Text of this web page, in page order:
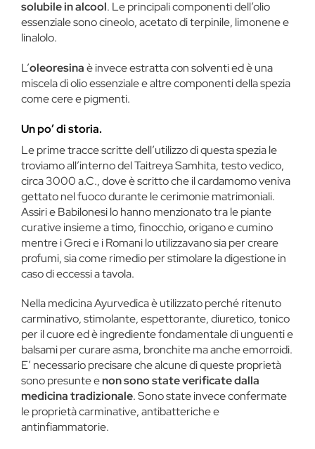
solubile in alcool. Le principali componenti dell’olio
essenziale sono cineolo, acetato di terpinile, limonene e
linalolo.
L’oleoresinaè invece estratta con solventi ed è una
miscela di olio essenziale e altre componenti della spezia
come cere e pigmenti.
Un po’ di storia.
Le prime tracce scritte dell’utilizzo di questa spezia le
troviamo all’interno del Taitreya Samhita, testo vedico,
circa 3000 a.C., dove è scritto che il cardamomo veniva
gettato nel fuoco durante le cerimonie matrimoniali.
Assiri e Babilonesi lo hanno menzionato tra le piante
curative insieme a timo, finocchio, origano e cumino
mentre i Greci e i Romani lo utilizzavano sia per creare
profumi, sia come rimedio per stimolare la digestione in
caso di eccessi a tavola.
Nella medicina Ayurvedica è utilizzato perché ritenuto
carminativo, stimolante, espettorante, diuretico, tonico
per il cuore ed è ingrediente fondamentale di unguenti e
balsami per curare asma, bronchite ma anche emorroidi.
E’ necessario precisare che alcune di queste proprietà
sono presunte enon sono state verificate dalla
medicina tradizionale. Sono state invece confermate
le proprietà carminative, antibatteriche e
antinfiammatorie.